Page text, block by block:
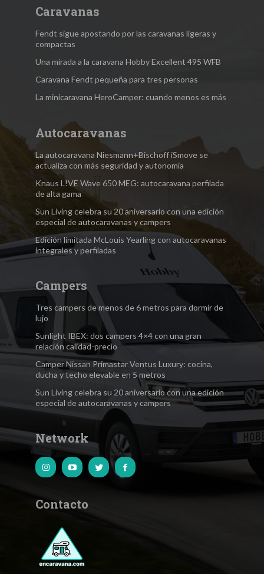
Caravanas
Fendt sigue apostando por las caravanas ligeras y
compactas
Una mirada a la caravana Hobby Excellent 495 WFB
Caravana Fendt pequeña para tres personas
La minicaravana HeroCamper: cuando menos es más
Autocaravanas
La autocaravana Niesmann+Bischoff iSmove se
actualiza con más seguridad y autonomía
Knaus L!VE Wave 650 MEG: autocaravana perfilada
de alta gama
Sun Living celebra su 20 aniversario con una edición
especial de autocaravanas y campers
Edición limitada McLouis Yearling con autocaravanas
integrales y perfiladas
Campers
Tres campers de menos de 6 metros para dormir de
lujo
Sunlight IBEX: dos campers 4×4 con una gran
relación calidad-precio
Camper Nissan Primastar Ventus Luxury: cocina,
ducha y techo elevable en 5 metros
Sun Living celebra su 20 aniversario con una edición
especial de autocaravanas y campers
Network
Contacto